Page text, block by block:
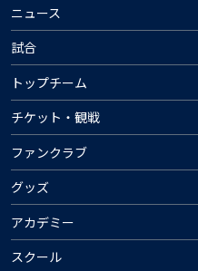
ニュース
試合
トップチーム
チケット・観戦
ファンクラブ
グッズ
アカデミー
スクール